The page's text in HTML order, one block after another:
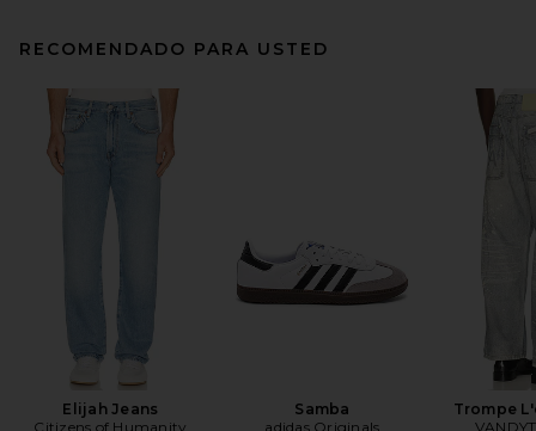
RECOMENDADO PARA USTED
Elijah Jeans
Citizens of Humanity
Samba
adidas Originals
Trompe